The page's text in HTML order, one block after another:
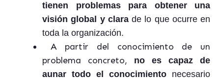
tienen problemas para obtener una
visión global y clarade lo que ocurre en
toda la organización.
A partir del conocimiento de un
problema concreto, no es capaz de
aunar todo el conocimiento necesario